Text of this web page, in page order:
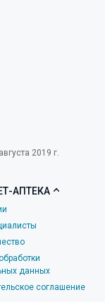
2019 г.
АПТЕКА
данных
соглашение